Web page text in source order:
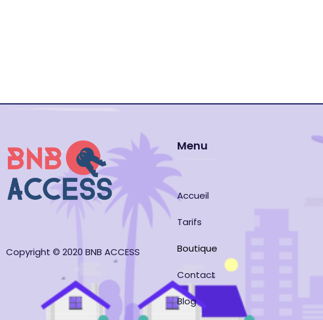
Copyright © 2020 BNB ACCESS
Menu
Accueil
Tarifs
Boutique
Contact
Blog